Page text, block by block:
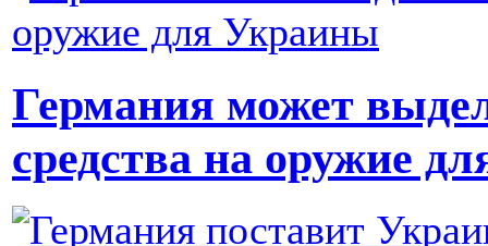
Германия может
средства на оружие